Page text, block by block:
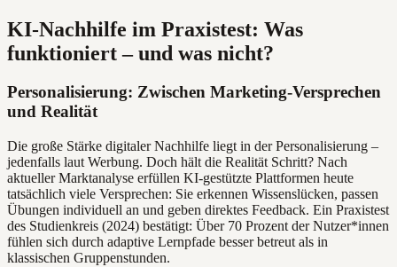
KI-Nachhilfe im Praxistest: Was
funktioniert – und was nicht?
Personalisierung: Zwischen Marketing-Versprechen
und Realität
Die große Stärke digitaler Nachhilfe liegt in der Personalisierung –
jedenfalls laut Werbung. Doch hält die Realität Schritt? Nach
aktueller Marktanalyse erfüllen KI-gestützte Plattformen heute
tatsächlich viele Versprechen: Sie erkennen Wissenslücken, passen
Übungen individuell an und geben direktes Feedback. Ein Praxistest
des Studienkreis (2024) bestätigt: Über 70 Prozent der Nutzer*innen
fühlen sich durch adaptive Lernpfade besser betreut als in
klassischen Gruppenstunden.